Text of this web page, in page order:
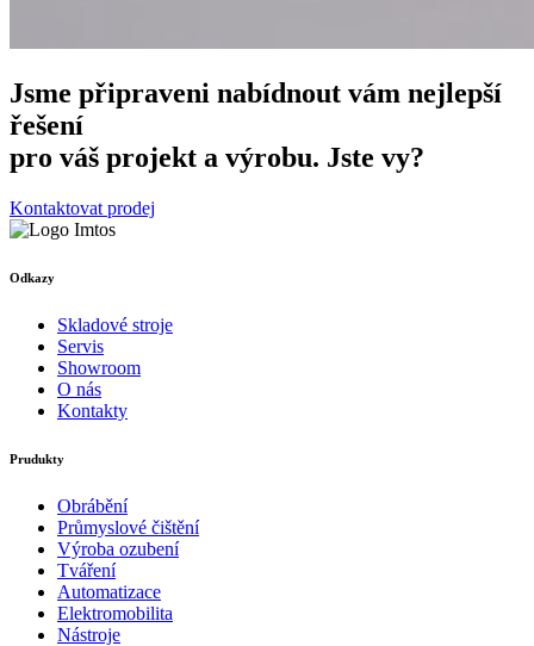
Jsme připraveni nabídnout vám nejlepší
řešení
pro váš projekt a výrobu. Jste vy?
Kontaktovat prodej
Odkazy
Skladové stroje
Servis
Showroom
O nás
Kontakty
Prudukty
Obrábění
Průmyslové čištění
Výroba ozubení
Tváření
Automatizace
Elektromobilita
Nástroje